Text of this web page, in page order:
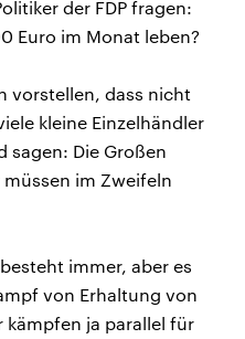
der FDP fragen:
Euro im Monat leben?
vorstellen, dass nicht
kleine Einzelhändler
sagen: Die Großen
im Zweifeln
immer, aber es
von Erhaltung von
ja parallel für